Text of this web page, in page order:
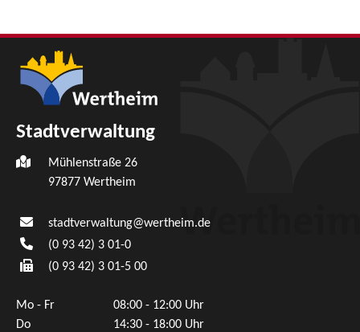
Stadtverwaltung
Mühlenstraße 26
97877 Wertheim
stadtverwaltung@wertheim.de
(0 93 42) 3 01-0
(0 93 42) 3 01-5 00
Mo - Fr
08:00 - 12:00 Uhr
Do
14:30 - 18:00 Uhr